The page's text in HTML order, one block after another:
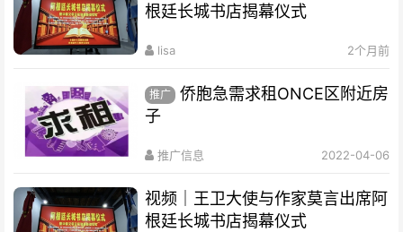
根廷长城书店揭幕仪式
lisa 2个月前
推广
侨胞急需求租ONCE区附近房
子
推广信息 2022-04-06
视频｜王卫大使与作家莫言出席阿
根廷长城书店揭幕仪式